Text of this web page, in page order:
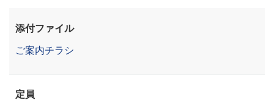
添付ファイル
ご案内チラシ
定員